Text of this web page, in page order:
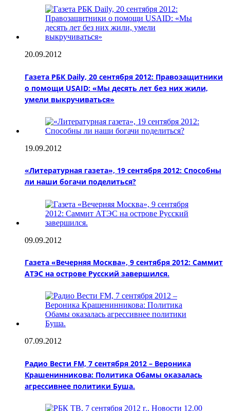
20.09.2012
Газета РБК Daily, 20 сентября 2012: Правозащитники
о помощи USAID: «Мы десять лет без них жили,
умели выкручиваться»
19.09.2012
«Литературная газета», 19 сентября 2012: Способны
ли наши богачи поделиться?
09.09.2012
Газета «Вечерняя Москва», 9 сентября 2012: Саммит
АТЭС на острове Русский завершился.
07.09.2012
Радио Вести FM, 7 сентября 2012 – Вероника
Крашенинникова: Политика Обамы оказалась
агрессивнее политики Буша.